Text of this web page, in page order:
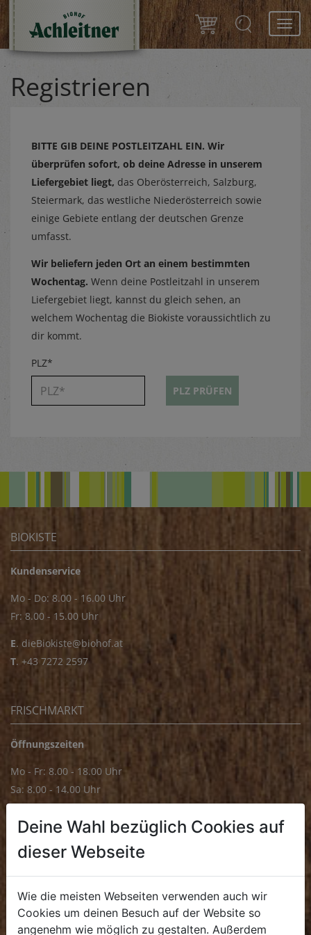
Registrieren
BITTE GIB DEINE POSTLEITZAHL EIN. Wir
überprüfen sofort, ob deine Adresse in unserem
Liefergebiet liegt, das Oberösterreich, Salzburg,
Steiermark, das westliche Niederösterreich sowie
einige Gebiete entlang der deutschen Grenze
umfasst.
Wir beliefern jeden Ort an einem bestimmten
Wochentag. Wenn deine Postleitzahl in unserem
Liefergebiet liegt, kannst du gleich sehen, an
welchem Wochentag die Biokiste voraussichtlich zu
dir kommt.
PLZ*
PLZ PRÜFEN
BIOKISTE
Kundenservice
Mo - Do: 8.00 - 16.00 Uhr
Fr: 8.00 - 15.00 Uhr
E. dieBiokiste@biohof.at
T. +43 7272 2597
FRISCHMARKT
Öffnungszeiten
Mo - Fr: 8.00 - 18.00 Uhr
Sa: 8.00 - 14.00 Uhr
Mo - Fr: 8.00 - 16.00 Uhr
. +43 7272 4859 70
Deine Wahl bezüglich Cookies auf
dieser Webseite
Wie die meisten Webseiten verwenden auch wir
Cookies um deinen Besuch auf der Website so
angenehm wie möglich zu gestalten. Außerdem